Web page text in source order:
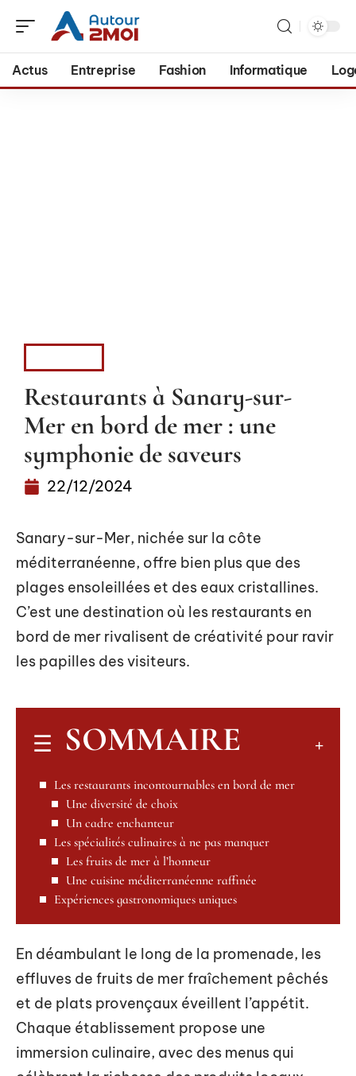
Actus Entreprise Fashion Informatique
Restaurants à Sanary-sur-
Mer en bord de mer : une
symphonie de saveurs
22/12/2024
Sanary-sur-Mer, nichée sur la côte
méditerranéenne, offre bien plus que des
plages ensoleillées et des eaux cristallines.
C’est une destination où les restaurants en
bord de mer rivalisent de créativité pour ravir
les papilles des visiteurs.
SOMMAIRE
Les restaurants incontournables en bord de mer
Une diversité de choix
Un cadre enchanteur
Les spécialités culinaires à ne pas manquer
Les fruits de mer à l’honneur
Une cuisine méditerranéenne raffinée
Expériences gastronomiques uniques
En déambulant le long de la promenade, les
effluves de fruits de mer fraîchement pêchés
et de plats provençaux éveillent l’appétit.
Chaque établissement propose une
immersion culinaire, avec des menus qui